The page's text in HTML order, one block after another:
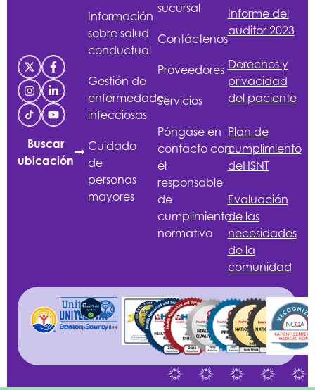
Buscar
ubicación
Información
sobre salud
conductual
Gestión de
enfermedades
infecciosas
Cuidado
de
personas
mayores
sucursal
Contáctenos
Proveedores
Servicios
Póngase en
contacto con
el
responsable
de
cumplimiento
normativo
Informe del
auditor 2023
Derechos y
privacidad
del paciente
Plan de
cumplimiento
deHSNT
Evaluación
de las
necesidades
de la
comunidad